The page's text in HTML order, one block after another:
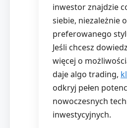
inwestor znajdzie
siebie, niezależnie
preferowanego
Jeśli chcesz
więcej o
daje algo trading,
odkryj pełen
nowoczesnych
inwestycyjnych.